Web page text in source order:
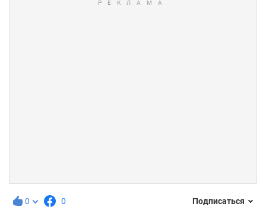
0 0 Подписаться